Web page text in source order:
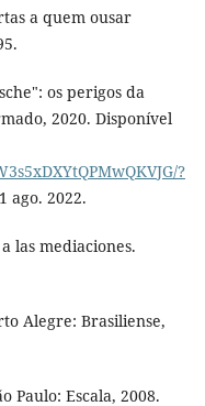
a quem ousar
os perigos da
2020. Disponível
?
ago. 2022.
las mediaciones.
Alegre: Brasiliense,
Paulo: Escala, 2008.